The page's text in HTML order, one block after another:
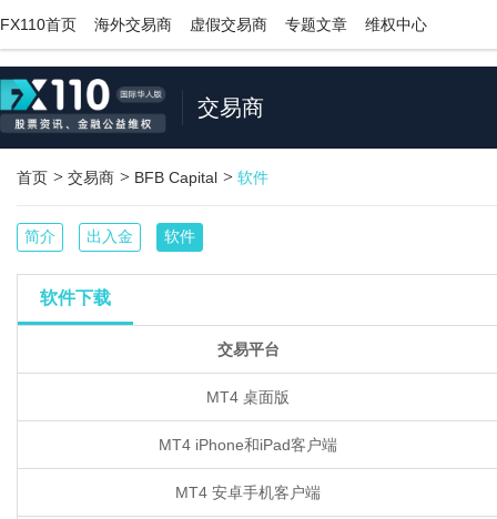
FX110首页 海外交易商 虚假交易商 专题文章 维权中心
交易商
首页 > 交易商 > BFB Capital > 软件
简介 出入金 软件
软件下载
交易平台
MT4 桌面版
MT4 iPhone和iPad客户端
MT4 安卓手机客户端